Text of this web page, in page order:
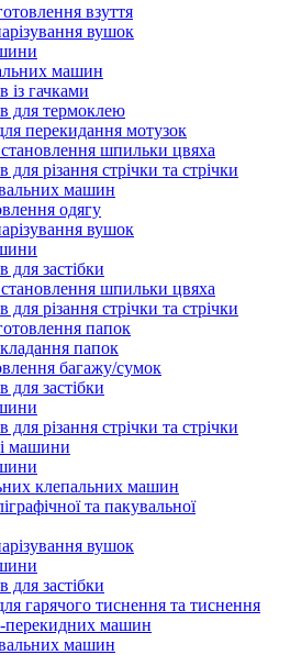
взуття
вушок
машин
із гачками
для термоклею
перекидання мотузок
шпильки цвяха
для різання стрічки та стрічки
машин
одягу
вушок
для застібки
шпильки цвяха
для різання стрічки та стрічки
папок
папок
багажу/сумок
для застібки
для різання стрічки та стрічки
машини
клепальних машин
та пакувальної
вушок
для застібки
гарячого тиснення та тиснення
перекидних машин
машин